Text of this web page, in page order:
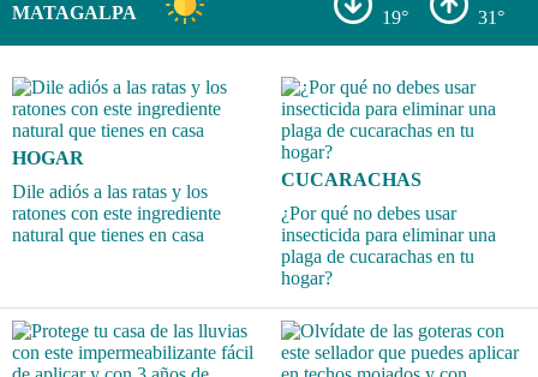
MATAGALPA 19° 31°
HOGAR
Dile adiós a las ratas y los
ratones con este ingrediente
natural que tienes en casa
CUCARACHAS
¿Por qué no debes usar
insecticida para eliminar una
plaga de cucarachas en tu
hogar?